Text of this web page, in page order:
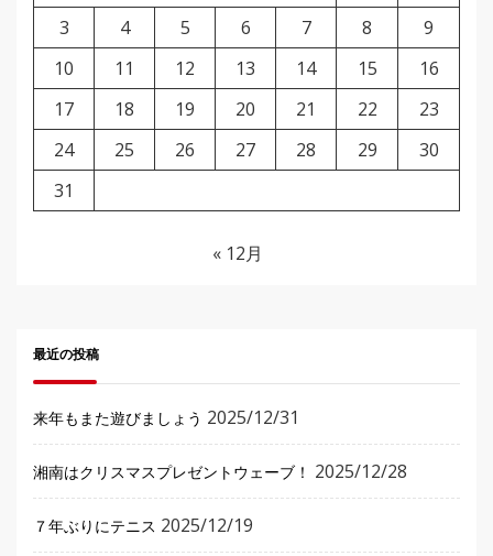
3
4 5 6 7 8
9
10
11 12 13 14 15
16
17
18 19 20 21 22
23
24
25 26 27 28 29
30
31
« 12月
最近の投稿
来年もまた遊びましょう 2025/12/31
湘南はクリスマスプレゼントウェーブ！ 2025/12/28
７年ぶりにテニス 2025/12/19